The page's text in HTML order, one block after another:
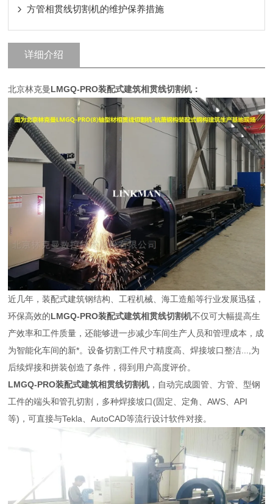
方管相贯线切割机的维护保养措施
详细介绍
北京林克曼LMGQ-PRO装配式建筑相贯线切割机：
近几年，装配式建筑钢结构、工程机械、海工造船等行业发展迅猛，
环保高效的LMGQ-PRO装配式建筑相贯线切割机不仅可大幅提高生
产效率和工件质量，还能够进一步减少车间生产人员和管理成本，成
为智能化车间的新*。设备切割工件尺寸精度高、焊接坡口整洁...,为
后续焊接和拼装创造了条件，得到用户高度评价。
LMGQ-PRO装配式建筑相贯线切割机，自动完成圆管、方管、型钢
工件的端头和管孔切割，多种焊接坡口(固定、定角、AWS、API
等)，可直接与Tekla、AutoCAD等流行设计软件对接。